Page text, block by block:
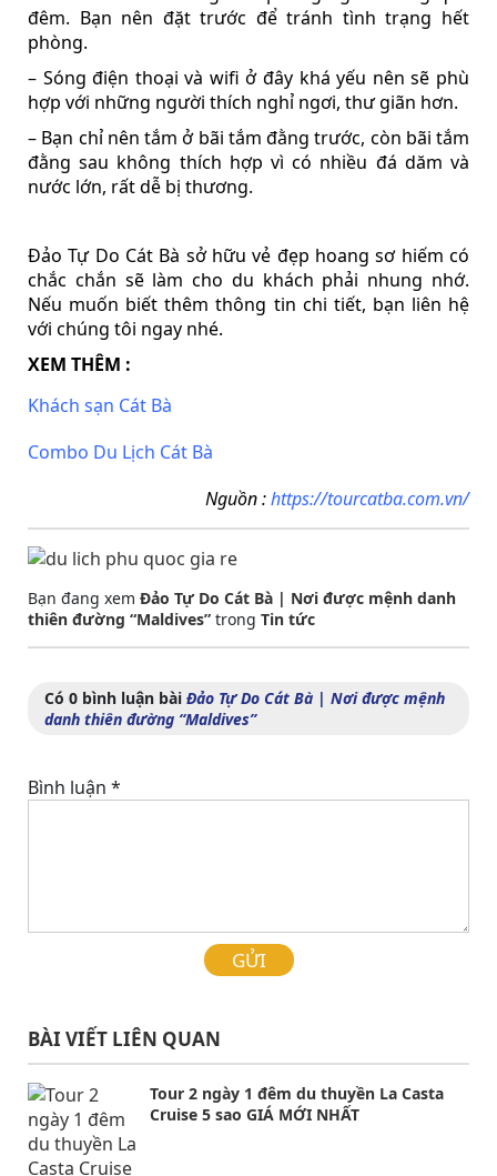
đêm. Bạn nên đặt trước để tránh tình trạng hết
phòng.
– Sóng điện thoại và wifi ở đây khá yếu nên sẽ phù
hợp với những người thích nghỉ ngơi, thư giãn hơn.
– Bạn chỉ nên tắm ở bãi tắm đằng trước, còn bãi tắm
đằng sau không thích hợp vì có nhiều đá dăm và
nước lớn, rất dễ bị thương.
Đảo Tự Do Cát Bà sở hữu vẻ đẹp hoang sơ hiếm có
chắc chắn sẽ làm cho du khách phải nhung nhớ.
Nếu muốn biết thêm thông tin chi tiết, bạn liên hệ
với chúng tôi ngay nhé.
XEM THÊM :
Khách sạn Cát Bà
Combo Du Lịch Cát Bà
Nguồn :https://tourcatba.com.vn/
Bạn đang xem Đảo Tự Do Cát Bà | Nơi được mệnh danh
thiên đường “Maldives” trong Tin tức
Có 0 bình luận bài Đảo Tự Do Cát Bà | Nơi được mệnh
danh thiên đường “Maldives”
Bình luận *
GỬI
BÀI VIẾT LIÊN QUAN
Tour 2 ngày 1 đêm du thuyền La Casta
Cruise 5 sao GIÁ MỚI NHẤT